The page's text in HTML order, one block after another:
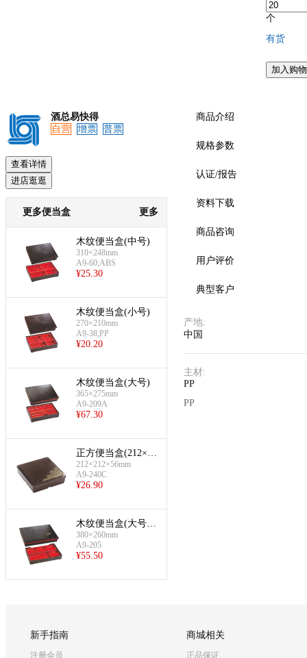
个
有货
加入购
酒总易快得
自营
增票 普票
查看详情
进店逛逛
更多便当盒 更多
木纹便当盒(中号)
310×248mm
A9-60;ABS
¥25.30
木纹便当盒(小号)
270×210mm
A9-38;PP
¥20.20
木纹便当盒(大号)
365×275mm
A9-209A
¥67.30
正方便当盒(212×21
2×56mm)
212×212×56mm
A9-240C
¥26.90
木纹便当盒(大号提
花)
380×260mm
A9-205
¥55.50
商品介绍
规格参数
认证/报告
资料下载
商品咨询
用户评价
典型客户
产地:
中国
主材:
PP
PP
新手指南
注册会员
商城相关
正品保证